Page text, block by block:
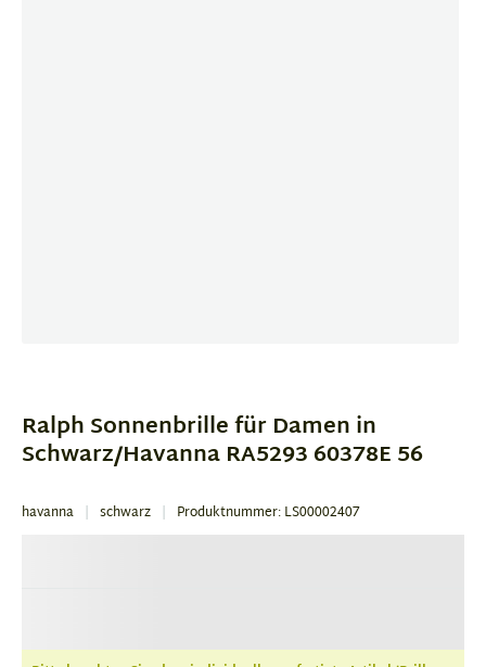
4
Ralph Sonnenbrille für Damen in
Schwarz/Havanna RA5293 60378E 56
havanna schwarz Produktnummer: LS00002407